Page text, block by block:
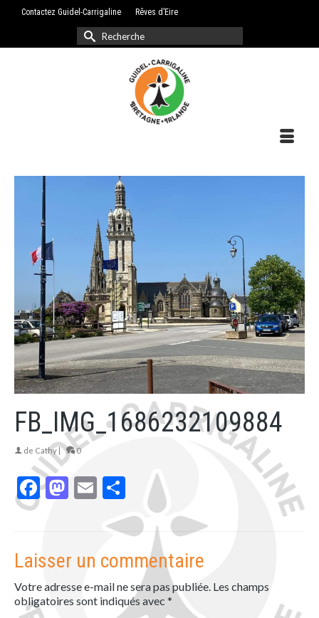
Contactez Guidel-Carrigaline Rêves d’Eire
Rechercher :
FB_IMG_1686232109884
de Cathy | 0
Facebook
Mastodon
EmailPartager
Laisser un commentaire
Votre adresse e-mail ne sera pas publiée. Les champs
obligatoires sont indiqués avec *